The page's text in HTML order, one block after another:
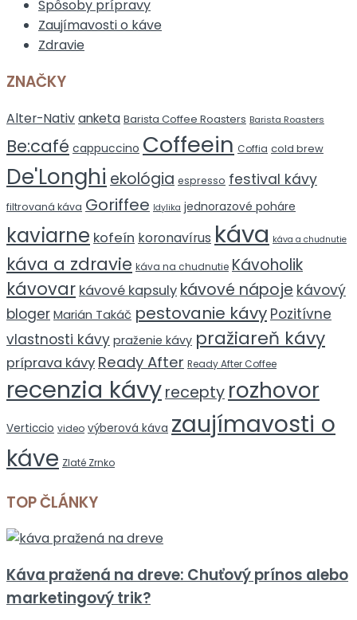
Spôsoby prípravy
Zaujímavosti o káve
Zdravie
ZNAČKY
Alter-Nativanketa Barista Coffee Roasters Barista Roasters
Be:café cappuccino Coffeein Coffia cold brew
De'Longhi ekológia espresso festival kávy
filtrovaná káva Goriffee Idylika jednorazové poháre
kaviarne kofeín koronavírus káva káva a chudnutie
káva a zdravie káva na chudnutie Kávoholik
kávovar kávové kapsuly kávové nápoje kávový
blogerMarián Takáč pestovanie kávy Pozitívne
vlastnosti kávy praženie kávy pražiareň kávy
príprava kávy Ready After Ready After Coffee
recenzia kávyrecepty rozhovor
Verticcio video výberová káva zaujímavosti o
káve Zlaté Zrnko
TOP ČLÁNKY
Káva pražená na dreve: Chuťový prínos alebo
marketingový trik?